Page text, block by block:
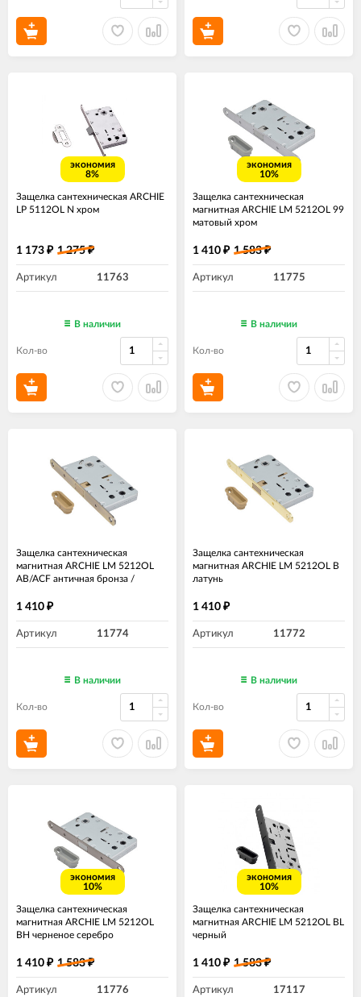
экономия
8%
Защелка сантехническая ARCHIE
LP 5112OL N хром
1 173 ₽ 1 275₽
Артикул 11763
В наличии
Кол-во
экономия
10%
Защелка сантехническая
магнитная ARCHIE LM 5212OL 99
матовый хром
1 410 ₽ 1 583₽
Артикул 11775
В наличии
Кол-во
Защелка сантехническая
магнитная ARCHIE LM 5212OL
AB/ACF античная бронза /
1 410 ₽
Артикул 11774
В наличии
Кол-во
Защелка сантехническая
магнитная ARCHIE LM 5212OL B
латунь
1 410 ₽
Артикул 11772
В наличии
Кол-во
экономия
10%
Защелка сантехническая
магнитная ARCHIE LM 5212OL
BH черненое серебро
1 410 ₽ 1 583₽
Артикул 11776
экономия
10%
Защелка сантехническая
магнитная ARCHIE LM 5212OL BL
черный
1 410 ₽ 1 583₽
Артикул 17117